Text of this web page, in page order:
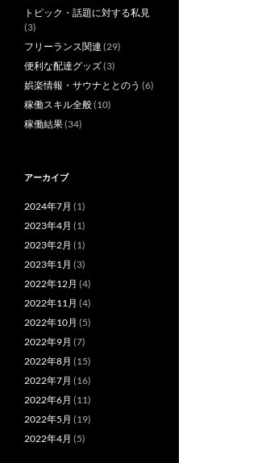
トピック・話題に対する私見
(3)
フリーランス関連 (29)
便利な配達グッズ(3)
娯楽情報・サウナととのう (6)
稼働スキル全般(10)
稼働結果(34)
アーカイブ
2024年7月 (1)
2023年4月 (1)
2023年2月 (1)
2023年1月 (3)
2022年12月 (4)
2022年11月 (4)
2022年10月 (5)
2022年9月 (7)
2022年8月 (15)
2022年7月 (16)
2022年6月 (11)
2022年5月 (19)
2022年4月 (5)